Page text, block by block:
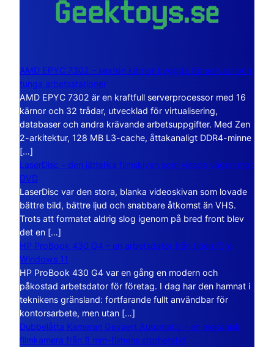
AMD EPYC 7302 – sexton kärnor byggda för servrar och
tunga arbetsstationer
AMD EPYC 7302 är en kraftfull serverprocessor med 16
kärnor och 32 trådar, utvecklad för virtualisering,
databaser och andra krävande arbetsuppgifter. Med Zen
2-arkitektur, 128 MB L3-cache, åttakanaligt DDR4-minne
[…]
LaserDisc – den jättelika filmskivan som visade vägen mot
DVD
LaserDisc var den stora, blanka videoskivan som lovade
bättre bild, bättre ljud och snabbare åtkomst än VHS.
Trots att formatet aldrig slog igenom på bred front blev
det en […]
HP ProBook 430 G4 – en arbetsdator från tiden före
Windows 11
HP ProBook 430 G4 var en gång en modern och
påkostad arbetsdator för företag. I dag har den hamnat i
teknikens gränsland: fortfarande fullt användbar för
kontorsarbete, men utan […]
Dubbelåtta Kameran Gevaert Automatic – en mekanisk
filmkamera från 8 mm-filmens storhetstid